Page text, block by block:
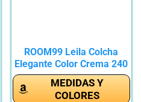
ROOM99 Leila Colcha
Elegante Color Crema 240
x 260...
MEDIDAS Y
COLORES